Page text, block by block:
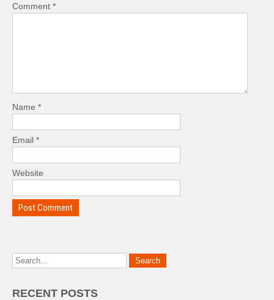
Comment *
Name *
Email *
Website
RECENT POSTS